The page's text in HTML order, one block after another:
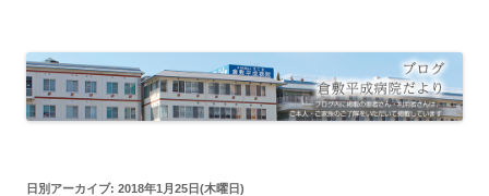
日別アーカイブ: 2018年1月25日(木曜日)